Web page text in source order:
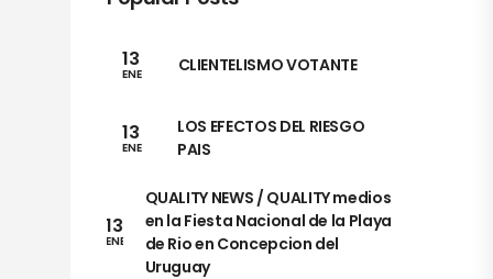
13
ENE CLIENTELISMO VOTANTE
13
ENE
LOS EFECTOS DEL RIESGO
PAIS
13
ENE
QUALITY NEWS / QUALITY medios
en la Fiesta Nacional de la Playa
de Rio en Concepcion del
Uruguay